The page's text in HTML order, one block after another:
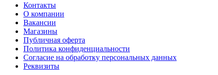
Контакты
О компании
Вакансии
Магазины
Публичная оферта
Политика конфиденциальности
Согласие на обработку персональных данных
Реквизиты